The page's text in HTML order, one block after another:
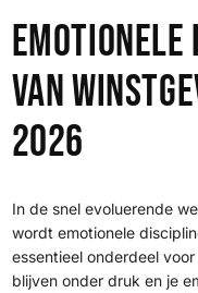
van
2026
In de snel evoluerende
wordt emotionele
essentieel onderdeel
blijven onder druk en je